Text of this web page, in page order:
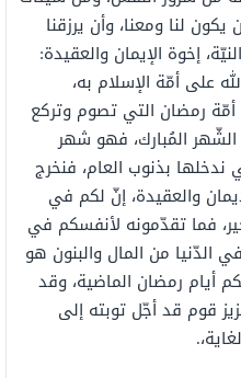
لنا ومعنا، وأن يرزقنا
إخوة الإيمان والعقيدة:
على أمّة الإسلام به،
رمضان التي تصوم وتركع
المُبارك، فهو شهر
ندخلها بذنوب العام، فنخرج
والعقيدة، إنّ لكم في
فما تقدّمونه لأنفسكم في
الدّنيا من المال والبنون هو
أيام رمضان الماضية، وقد
قوم قد أجّل توبته إلى